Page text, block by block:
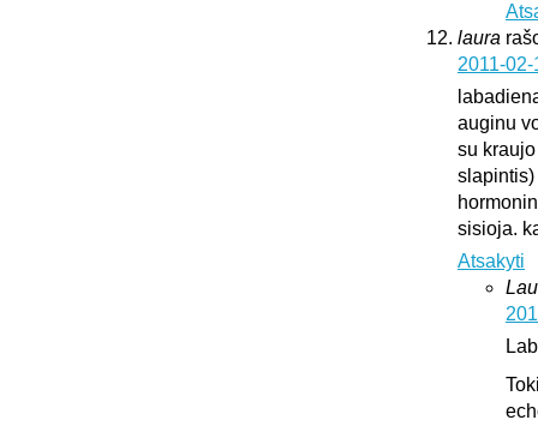
laura
2011-
auginu
su
sisioja.
Atsakyti